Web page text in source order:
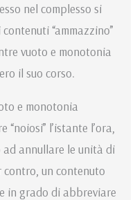
nel complesso si
“ammazzino”
vuoto e monotonia
il suo corso.
e monotonia
l’istante l’ora,
annullare le unità di
contro, un contenuto
in grado di abbreviare